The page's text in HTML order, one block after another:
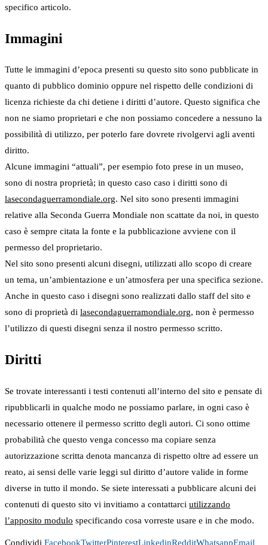
specifico articolo.
Immagini
Tutte le immagini d’epoca presenti su questo sito sono pubblicate in
quanto di pubblico dominio oppure nel rispetto delle condizioni di
licenza richieste da chi detiene i diritti d’autore. Questo significa che
non ne siamo proprietari e che non possiamo concedere a nessuno la
possibilità di utilizzo, per poterlo fare dovrete rivolgervi agli aventi
diritto.
Alcune immagini “attuali”, per esempio foto prese in un museo,
sono di nostra proprietà; in questo caso caso i diritti sono di
lasecondaguerramondiale.org. Nel sito sono presenti immagini
relative alla Seconda Guerra Mondiale non scattate da noi, in questo
caso è sempre citata la fonte e la pubblicazione avviene con il
permesso del proprietario.
Nel sito sono presenti alcuni disegni, utilizzati allo scopo di creare
un tema, un’ambientazione e un’atmosfera per una specifica sezione.
Anche in questo caso i disegni sono realizzati dallo staff del sito e
sono di proprietà di lasecondaguerramondiale.org, non è permesso
l’utilizzo di questi disegni senza il nostro permesso scritto.
Diritti
Se trovate interessanti i testi contenuti all’interno del sito e pensate di
ripubblicarli in qualche modo ne possiamo parlare, in ogni caso è
necessario ottenere il permesso scritto degli autori. Ci sono ottime
probabilità che questo venga concesso ma copiare senza
autorizzazione scritta denota mancanza di rispetto oltre ad essere un
reato, ai sensi delle varie leggi sul diritto d’autore valide in forme
diverse in tutto il mondo. Se siete interessati a pubblicare alcuni dei
contenuti di questo sito vi invitiamo a contattarci utilizzando
l’apposito modulo specificando cosa vorreste usare e in che modo.
Condividi FacebookTwitterPinterestLinkedinRedditWhatsappEmail